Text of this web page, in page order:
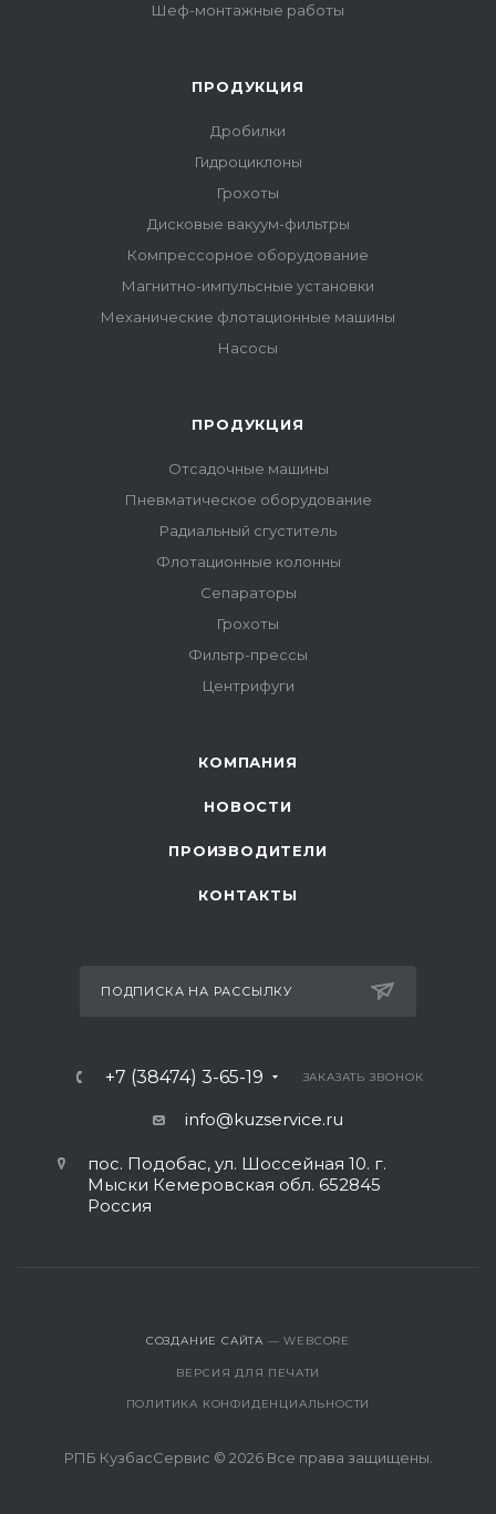
Шеф-монтажные работы
ПРОДУКЦИЯ
Дробилки
Гидроциклоны
Грохоты
Дисковые вакуум-фильтры
Компрессорное оборудование
Магнитно-импульсные установки
Механические флотационные машины
Насосы
ПРОДУКЦИЯ
Отсадочные машины
Пневматическое оборудование
Радиальный сгуститель
Флотационные колонны
Сепараторы
Грохоты
Фильтр-прессы
Центрифуги
КОМПАНИЯ
НОВОСТИ
ПРОИЗВОДИТЕЛИ
КОНТАКТЫ
ПОДПИСКА НА РАССЫЛКУ
+7 (38474) 3-65-19 ЗАКАЗАТЬ ЗВОНОК
info@kuzservice.ru
пос. Подобас, ул. Шоссейная 10. г.
Мыски Кемеровская обл. 652845
Россия
СОЗДАНИЕ САЙТА — WEBCORE
ВЕРСИЯ ДЛЯ ПЕЧАТИ
ПОЛИТИКА КОНФИДЕНЦИАЛЬНОСТИ
РПБ КузбасСервис © 2026 Все права защищены.